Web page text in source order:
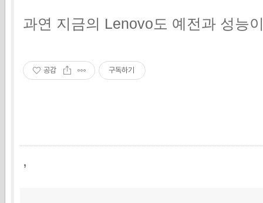
과연 지금의 Lenovo도 예전과 성능
공감 구독하기
,